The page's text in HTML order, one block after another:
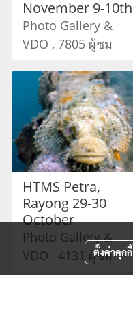
November 9-10th
Photo Gallery &
VDO , 7805 ผู้ชม
HTMS Petra,
Rayong 29-30
October
Photo Gallery &
VDO , 4131 ผู้ชมตั้งค่าคุกกี้